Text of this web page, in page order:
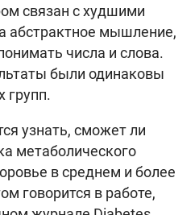
связан с худшими
абстрактное мышление,
числа и слова.
были одинаковы
групп.
узнать, сможет ли
метаболического
в среднем и более
говорится в работе,